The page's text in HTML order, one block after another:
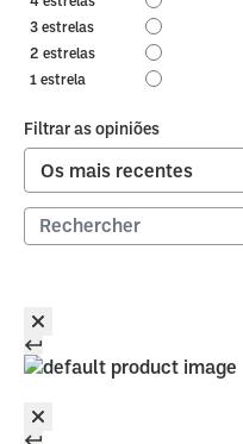
3 estrelas
2 estrelas
1 estrela
Filtrar as opiniões